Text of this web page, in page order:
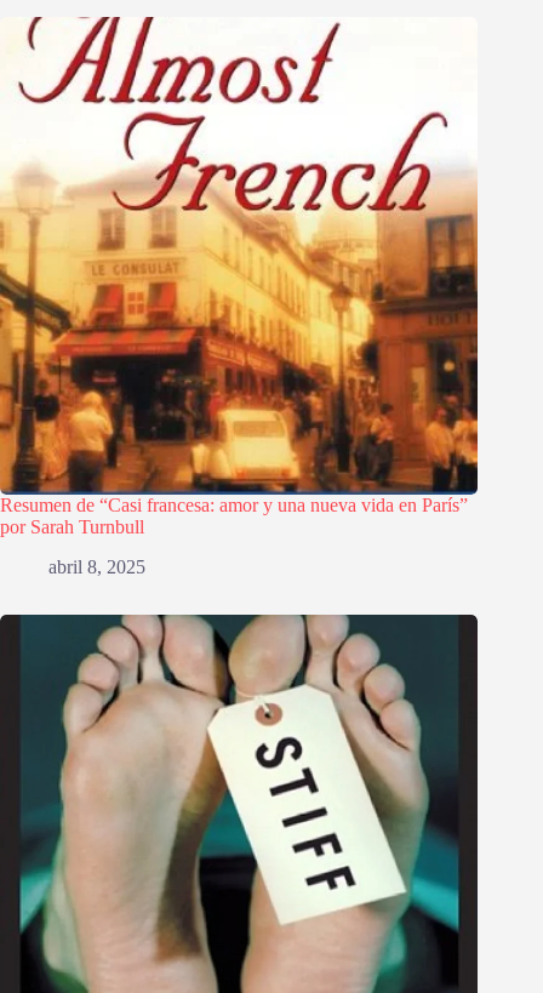
Resumen de “Casi francesa: amor y una nueva vida en París”
por Sarah Turnbull
abril 8, 2025